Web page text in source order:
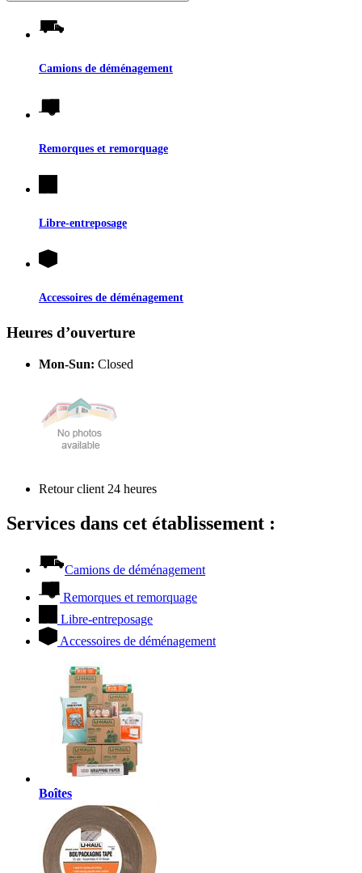
Camions de déménagement
Remorques et remorquage
Libre-entreposage
Accessoires de déménagement
Heures d’ouverture
Mon-Sun: Closed
Retour client 24 heures
Services dans cet établissement :
Camions de déménagement
Remorques et remorquage
Libre-entreposage
Accessoires de déménagement
Boîtes